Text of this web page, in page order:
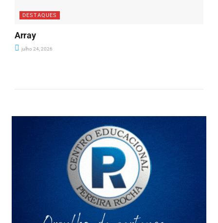
DESTAQUES
Array
julho 24, 2026